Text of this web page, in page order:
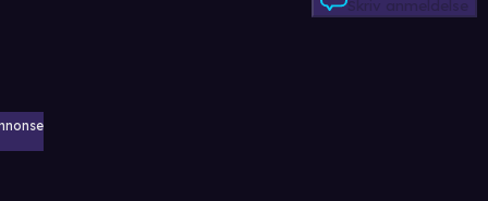
Skriv anmeldelse